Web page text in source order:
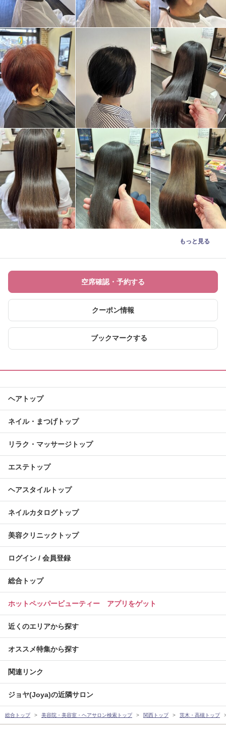
もっと見る
空席確認・予約する
クーポン情報
ブックマークする
ヘアトップ
ネイル・まつげトップ
リラク・マッサージトップ
エステトップ
ヘアスタイルトップ
ネイルカタログトップ
美容クリニックトップ
ログイン / 会員登録
総合トップ
ホットペッパービューティー アプリをゲット
近くのエリアから探す
オススメ特集から探す
関連リンク
ジョヤ(Joya)の近隣サロン
総合トップ 美容院・美容室・ヘアサロン検索トップ 関西トップ 茨木・高槻トップ